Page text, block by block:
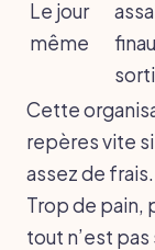
Le jour
même
Cette
repères vite
assez de
Trop de pain,
tout n’est